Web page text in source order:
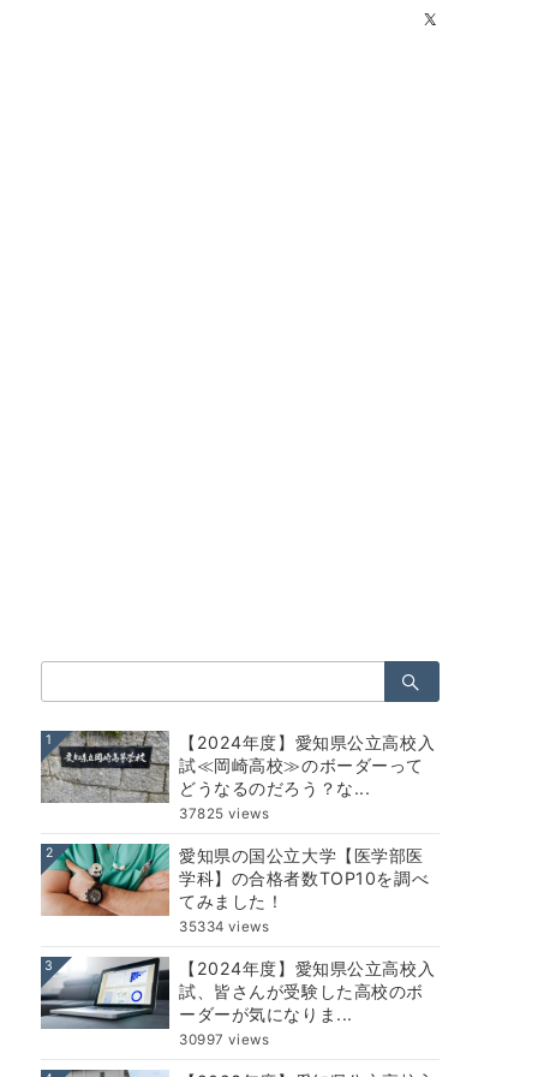
索：
1
【2024年度】愛知県公立高校入
試≪岡崎高校≫のボーダーって
どうなるのだろう？な...
37825 views
2
愛知県の国公立大学【医学部医
学科】の合格者数TOP10を調べ
てみました！
35334 views
3
【2024年度】愛知県公立高校入
試、皆さんが受験した高校のボ
ーダーが気になりま...
30997 views